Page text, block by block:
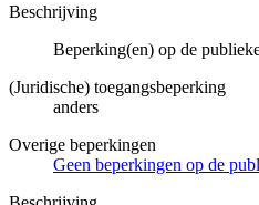
Beschrijving
Beperking(en) op de
(Juridische) toegangsbeperking
anders
Overige beperkingen
Geen beperkingen op de